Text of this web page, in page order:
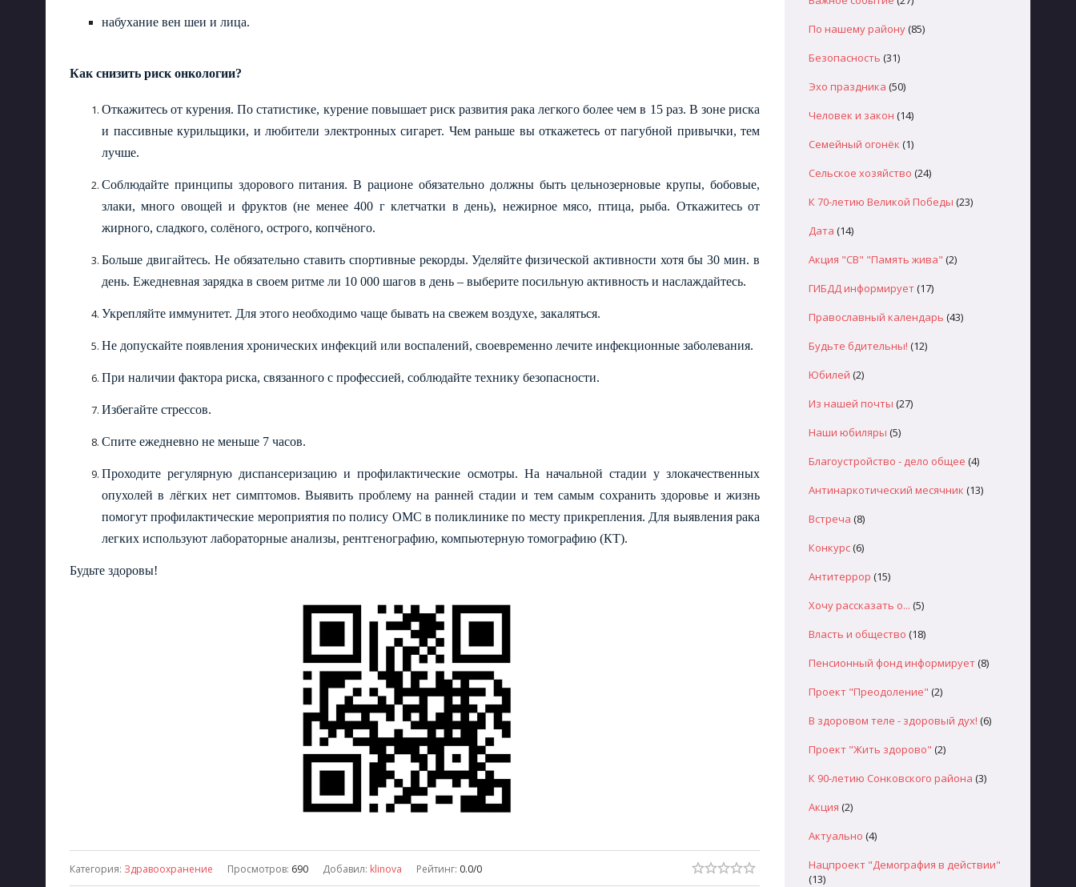
набухание вен шеи и лица.
Как снизить риск онкологии?
Откажитесь от курения. По статистике, курение повышает риск развития рака легкого более чем в 15 раз. В зоне риска
и пассивные курильщики, и любители электронных сигарет. Чем раньше вы откажетесь от пагубной привычки, тем
лучше.
Соблюдайте принципы здорового питания. В рационе обязательно должны быть цельнозерновые крупы, бобовые,
злаки, много овощей и фруктов (не менее 400 г клетчатки в день), нежирное мясо, птица, рыба. Откажитесь от
жирного, сладкого, солёного, острого, копчёного.
Больше двигайтесь. Не обязательно ставить спортивные рекорды. Уделяйте физической активности хотя бы 30 мин. в
день. Ежедневная зарядка в своем ритме ли 10 000 шагов в день – выберите посильную активность и наслаждайтесь.
Укрепляйте иммунитет. Для этого необходимо чаще бывать на свежем воздухе, закаляться.
Не допускайте появления хронических инфекций или воспалений, своевременно лечите инфекционные заболевания.
При наличии фактора риска, связанного с профессией, соблюдайте технику безопасности.
Избегайте стрессов.
Спите ежедневно не меньше 7 часов.
Проходите регулярную диспансеризацию и профилактические осмотры. На начальной стадии у злокачественных
опухолей в лёгких нет симптомов. Выявить проблему на ранней стадии и тем самым сохранить здоровье и жизнь
помогут профилактические мероприятия по полису ОМС в поликлинике по месту прикрепления. Для выявления рака
легких используют лабораторные анализы, рентгенографию, компьютерную томографию (КТ).
Будьте здоровы!
Категория: Здравоохранение Просмотров: 690 Добавил: klinova Рейтинг: 0.0/0
По нашему району(85)
Безопасность (31)
Эхо праздника (50)
Человек и закон (14)
Семейный огонёк (1)
Сельское хозяйство (24)
К 70-летию Великой Победы (23)
Дата (14)
Акция "СВ" "Память жива" (2)
ГИБДД информирует(17)
Православный календарь (43)
Будьте бдительны! (12)
Юбилей (2)
Из нашей почты (27)
Наши юбиляры (5)
Благоустройство - дело общее (4)
Антинаркотический месячник (13)
Встреча (8)
Конкурс(6)
Антитеррор (15)
Хочу рассказать о... (5)
Власть и общество (18)
Пенсионный фонд информирует(8)
Проект "Преодоление" (2)
В здоровом теле - здоровый дух! (6)
Проект "Жить здорово" (2)
К 90-летию Сонковского района (3)
Акция (2)
Актуально (4)
Нацпроект "Демография в действии"
(13)